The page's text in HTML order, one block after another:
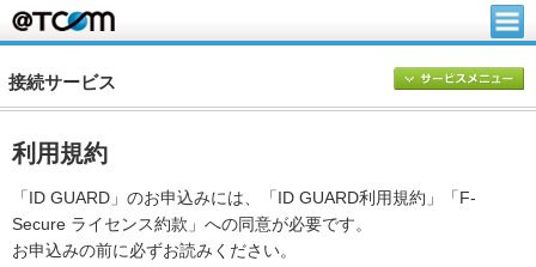
接続サービス
利用規約
「ID GUARD」のお申込みには、「ID GUARD利用規約」「F-
Secure ライセンス約款」への同意が必要です。
お申込みの前に必ずお読みください。